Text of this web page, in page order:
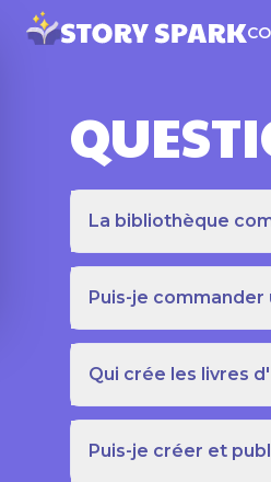
La bibliothèque
Puis-je
Qui crée les livres
Puis-je créer et